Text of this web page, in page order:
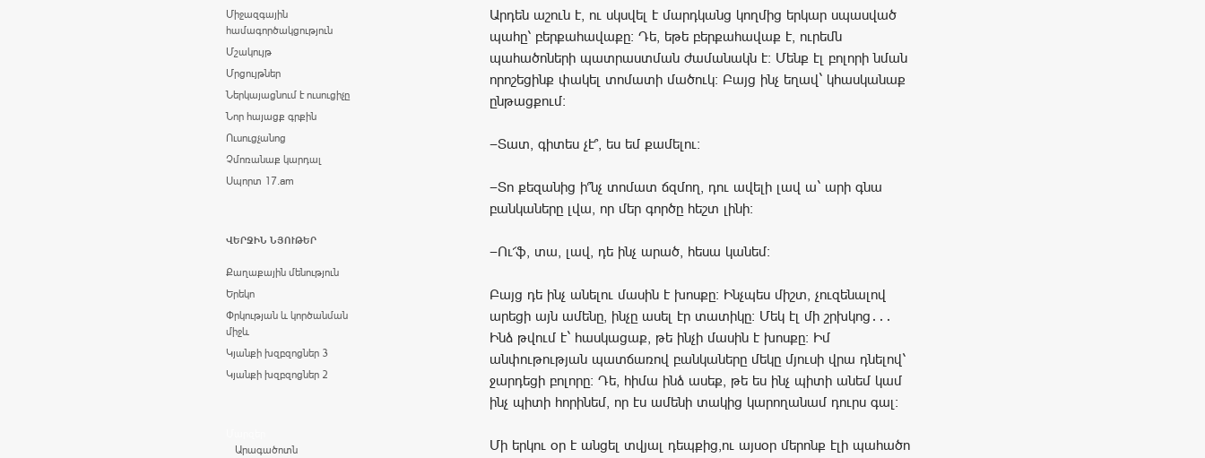
Արդեն աշուն է, ու սկսվել է մարդկանց կողմից երկար սպասված
պահը՝ բերքահավաքը։ Դե, եթե բերքահավաք է, ուրեմն
պահածոների պատրաստման ժամանակն է։ Մենք էլ բոլորի նման
որոշեցինք փակել տոմատի մածուկ։ Բայց ինչ եղավ` կհասկանաք
ընթացքում։
—Տատ, գիտես չէ՞, ես եմ քամելու։
—Տո քեզանից ի՞նչ տոմատ ճզմող, դու ավելի լավ ա` արի գնա
բանկաները լվա, որ մեր գործը հեշտ լինի:
—Ու՜ֆ, տա, լավ, դե ինչ արած, հեսա կանեմ։
Բայց դե ինչ անելու մասին է խոսքը։ Ինչպես միշտ, չուզենալով
արեցի այն ամենը, ինչը ասել էր տատիկը։ Մեկ էլ մի շրխկոց․․․
Ինձ թվում է` հասկացաք, թե ինչի մասին է խոսքը։ Իմ
անփութության պատճառով բանկաները մեկը մյուսի վրա դնելով՝
ջարդեցի բոլորը։ Դե, հիմա ինձ ասեք, թե ես ինչ պիտի անեմ կամ
ինչ պիտի հորինեմ, որ էս ամենի տակից կարողանամ դուրս գալ։
Մի երկու օր է անցել տվյալ դեպքից,ու այսօր մերոնք էլի պահածո
Միջազգային
համագործակցություն
Մշակույթ
Մրցույթներ
Ներկայացնում է ուսուցիչը
Նոր հայացք գրքին
Ուսուցչանոց
Չմոռանաք կարդալ
Սպորտ 17.am
ՎԵՐՋԻՆ ՆՅՈՒԹԵՐ
Քաղաքային մենություն
Երեկո
Փրկության և կործանման
միջև
Կյանքի խզբզոցներ 3
Կյանքի խզբզոցներ 2
Արագածոտն